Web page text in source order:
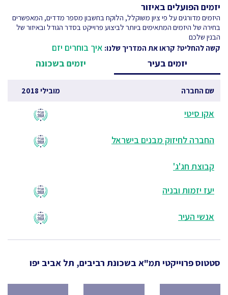
יזמים הפועלים באיזור
היזמים מדורגים על פי ציון משוקלל, הלוקח בחשבון מספר מדדים, המאפשרים
בחירה של היזמים המתאימים ביותר לביצוע פרוייקט בסדר הגודל ובאיזור של
הבנין שלכם
קשה להחליט? קראו את המדריך שלנו: איך בוחרים יזם
יזמים בעיר
יזמים בשכונה
שם החברה מובילי 2018
אקו סיטי
החברה לחיזוק מבנים בישראל
קבוצת חג'ג'
יעז יזמות ובניה
אנשי העיר
סטטוס פרוייקטי תמ"א בשכונת רביבים, תל אביב יפו